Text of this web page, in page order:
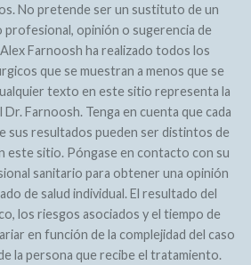
No pretende ser un sustituto de un
profesional, opinión o sugerencia de
Farnoosh ha realizado todos los
que se muestran a menos que se
texto en este sitio representa la
Farnoosh. Tenga en cuenta que cada
sus resultados pueden ser distintos de
este sitio. Póngase en contacto con su
sanitario para obtener una opinión
de salud individual. El resultado del
los riesgos asociados y el tiempo de
en función de la complejidad del caso
la persona que recibe el tratamiento.